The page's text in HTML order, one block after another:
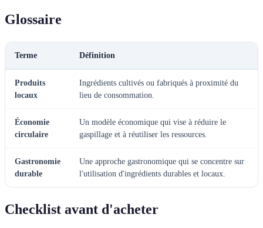
Glossaire
Terme Définition
Produits
locaux
Ingrédients cultivés ou fabriqués à proximité du
lieu de consommation.
Économie
circulaire
Un modèle économique qui vise à réduire le
gaspillage et à réutiliser les ressources.
Gastronomie
durable
Une approche gastronomique qui se concentre sur
l'utilisation d'ingrédients durables et locaux.
Checklist avant d'acheter